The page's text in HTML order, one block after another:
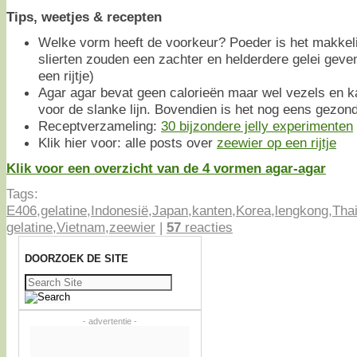
Tips, weetjes & recepten
Welke vorm heeft de voorkeur? Poeder is het
slierten zouden een zachter en helderdere gelei
een rijtje)
Agar agar bevat geen calorieën maar wel vezels en
voor de slanke lijn. Bovendien is het nog eens
Receptverzameling: 30 bijzondere jelly experimenten
Klik hier voor: alle posts over zeewier op een rijtje
Klik voor een overzicht van de 4 vormen agar-agar
Tags:
E406,gelatine,Indonesië,Japan,kanten,Korea,lengkong,
gelatine,Vietnam,zeewier | 57 reacties
DOORZOEK DE SITE
Zoeken
naar:
- advertentie -